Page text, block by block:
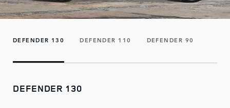
DEFENDER 130 DEFENDER 110 DEFENDER 90
DEFENDER 130